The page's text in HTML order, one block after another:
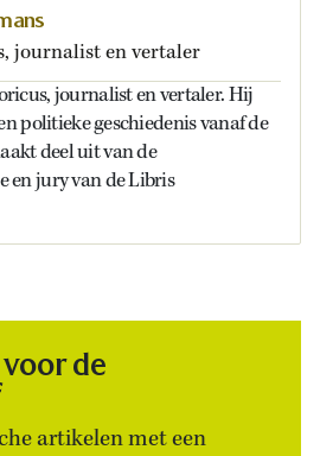
journalist en vertaler
journalist en vertaler. Hij
politieke geschiedenis vanaf de
deel uit van de
en jury van de Libris
de
artikelen met een